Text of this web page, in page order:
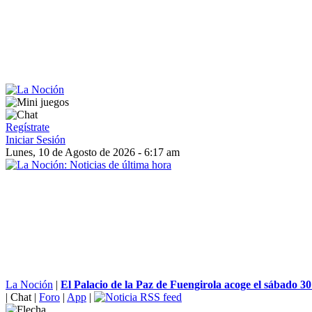
Regístrate
Iniciar Sesión
Lunes, 10 de Agosto de 2026 - 6:17 am
La Noción | El Palacio de la Paz de Fuengirola acoge el sábado
| Chat | Foro | App |